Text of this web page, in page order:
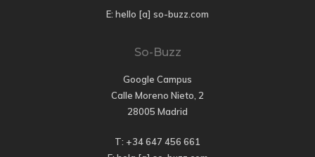
E: hello [a] so-buzz.com
So-Buzz
Google Campus
Calle Moreno Nieto, 2
28005 Madrid
T: +34 647 456 661